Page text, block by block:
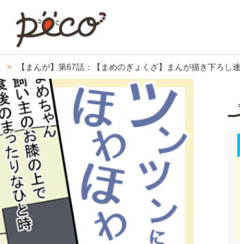
【まんが】第67話：【まめのぎょくざ】まんが描き下ろし